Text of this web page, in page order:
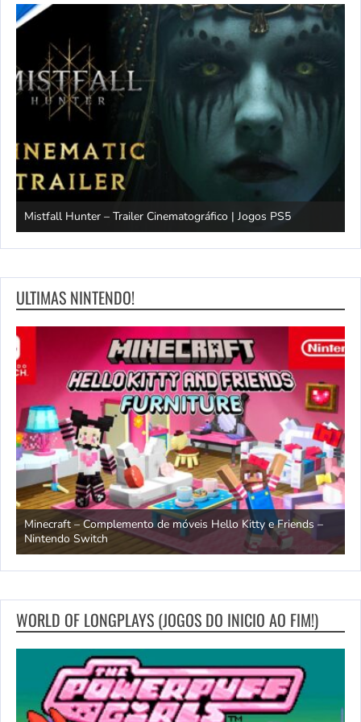
Mistfall Hunter – Trailer Cinematográfico | Jogos PS5
ULTIMAS NINTENDO!
Minecraft – Complemento de móveis Hello Kitty e Friends –
Nintendo Switch
WORLD OF LONGPLAYS (JOGOS DO INICIO AO FIM!)